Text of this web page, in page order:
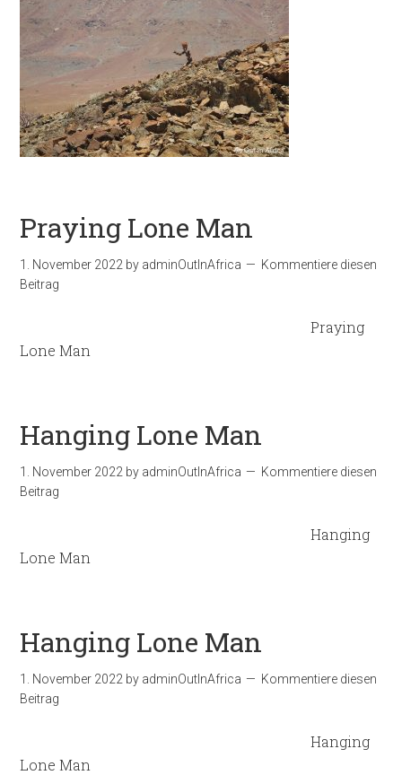
Praying Lone Man
1. November 2022 by adminOutInAfrica
Kommentiere diesen
Beitrag
Praying
Lone Man
Hanging Lone Man
1. November 2022 by adminOutInAfrica
Kommentiere diesen
Beitrag
Hanging
Lone Man
Hanging Lone Man
1. November 2022 by adminOutInAfrica
Kommentiere diesen
Beitrag
Hanging
Lone Man